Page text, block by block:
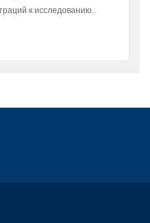
к исследованию…